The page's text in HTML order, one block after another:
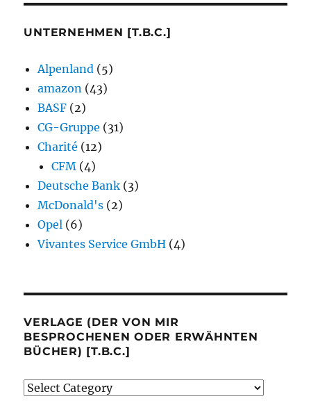
UNTERNEHMEN [T.B.C.]
Alpenland (5)
amazon (43)
BASF (2)
CG-Gruppe (31)
Charité (12)
CFM (4)
Deutsche Bank (3)
McDonald's (2)
Opel (6)
Vivantes Service GmbH (4)
VERLAGE (DER VON MIR
BESPROCHENEN ODER ERWÄHNTEN
BÜCHER) [T.B.C.]
Verlage